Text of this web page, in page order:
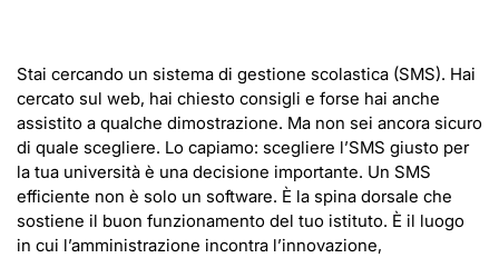
Stai cercando un sistema di gestione scolastica (SMS). Hai
cercato sul web, hai chiesto consigli e forse hai anche
assistito a qualche dimostrazione. Ma non sei ancora sicuro
di quale scegliere. Lo capiamo: scegliere l’SMS giusto per
la tua università è una decisione importante. Un SMS
efficiente non è solo un software. È la spina dorsale che
sostiene il buon funzionamento del tuo istituto. È il luogo
in cui l’amministrazione incontra l’innovazione,